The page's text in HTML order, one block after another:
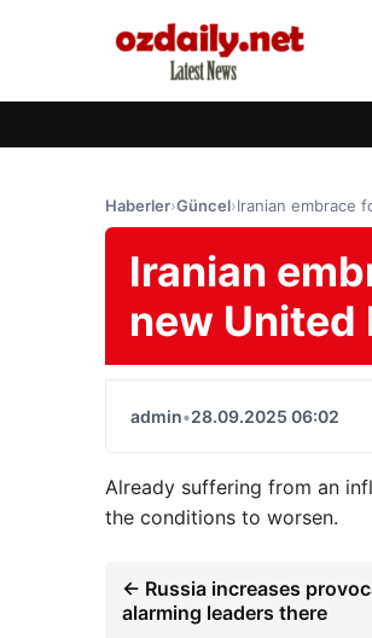
Haberler›Güncel›Iranian embrace
Iranian
new United
admin•28.09.2025 06:02
Already suffering from an
the conditions to worsen.
← Russia increases
alarming leaders there